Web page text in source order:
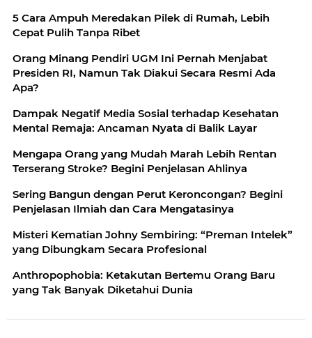
5 Cara Ampuh Meredakan Pilek di Rumah, Lebih
Cepat Pulih Tanpa Ribet
Orang Minang Pendiri UGM Ini Pernah Menjabat
Presiden RI, Namun Tak Diakui Secara Resmi Ada
Apa?
Dampak Negatif Media Sosial terhadap Kesehatan
Mental Remaja: Ancaman Nyata di Balik Layar
Mengapa Orang yang Mudah Marah Lebih Rentan
Terserang Stroke? Begini Penjelasan Ahlinya
Sering Bangun dengan Perut Keroncongan? Begini
Penjelasan Ilmiah dan Cara Mengatasinya
Misteri Kematian Johny Sembiring: “Preman Intelek”
yang Dibungkam Secara Profesional
Anthropophobia: Ketakutan Bertemu Orang Baru
yang Tak Banyak Diketahui Dunia